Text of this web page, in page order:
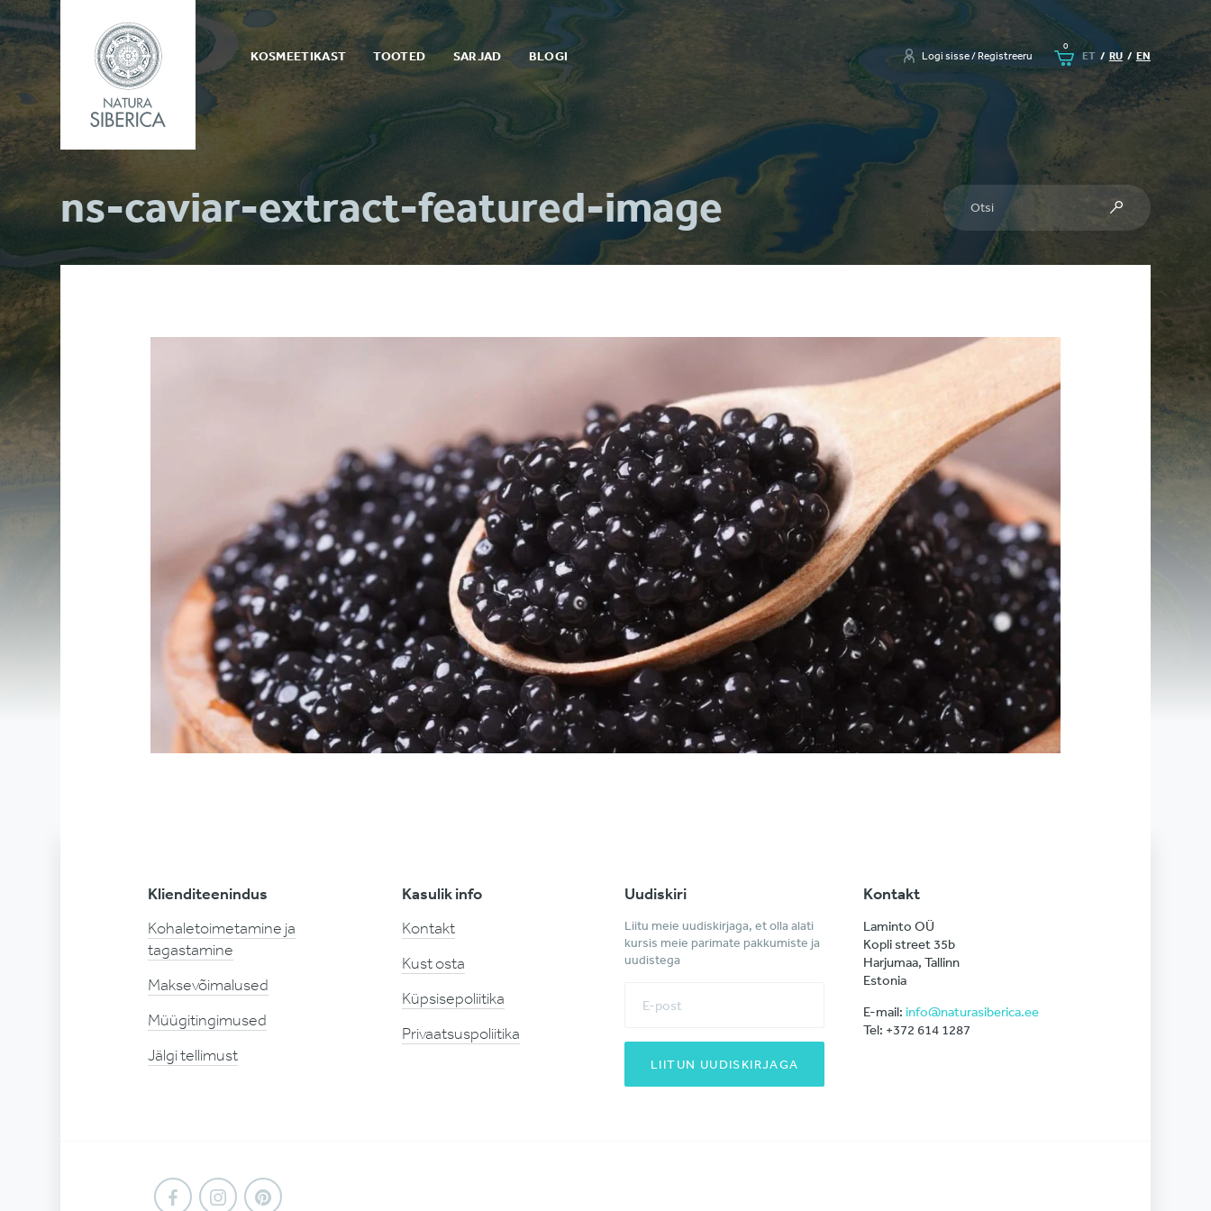
Liigu
juurde
Siberica
Estonia
Menüü
KOSMEETIKAST TOOTED SARJAD BLOGI Logi sisse / Registreeru
Ostukorv
0
ET / RU / EN
Otsi
Otsi
ns-caviar-extract-featured-image
Klienditeenindus
Kohaletoimetamine ja
tagastamine
Maksevõimalused
Müügitingimused
Jälgi tellimust
Kasulik info
Kontakt
Kust osta
Küpsisepoliitika
Privaatsuspoliitika
Uudiskiri
Liitu meie uudiskirjaga, et olla alati
kursis meie parimate pakkumiste ja
uudistega
LIITUN UUDISKIRJAGA
Kontakt
Laminto OÜ
Kopli street 35b
Harjumaa, Tallinn
Estonia
E-mail: info@naturasiberica.ee
Tel: +372 614 1287 ‎
FacebookInstagramPinterest